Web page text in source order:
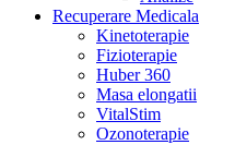
Recuperare Medicala
Kinetoterapie
Fizioterapie
Huber 360
Masa elongatii
VitalStim
Ozonoterapie